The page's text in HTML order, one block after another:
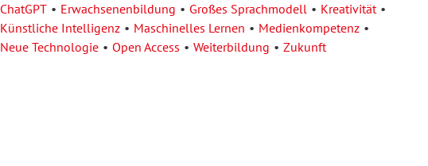
ChatGPT
Erwachsenenbildung Großes Sprachmodell
Kreativität
Künstliche Intelligenz
Maschinelles Lernen
Medienkompetenz
Neue Technologie
Open Access Weiterbildung Zukunft